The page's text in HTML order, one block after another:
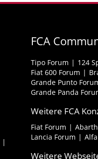
FCA
Tipo Forum 124
Fiat 600 Forum
Grande Punto
Grande Panda
Weitere FCA
Fiat Forum
Lancia Forum
Weitere